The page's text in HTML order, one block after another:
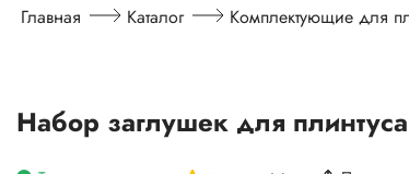
Напольные плинтусы
Главная Каталог Комплектующие для
Набор заглушек для